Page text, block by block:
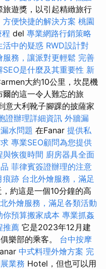
遊獎，以引起精緻旅行
便快捷的解決方案 桃園
del 專業網路行銷策略
活中的疑惑 RWD設計對
務，讓派對更輕鬆 完善
SEO是什麼及其重要性 新
大約10公里，坎昆機
的這一令人難忘的旅
意大利靴子腳踝的披薩家
證辦理詳細資訊 外牆漏
水問題 在Fanar 提供私
專業SEO顧問為您提供
與恢復時間 廚房器具全面
菲律賓簽證辦理的注意
痕跡 台北外燴服務，滿足
約這是一個10分鐘的高
外燴服務，滿足各類活動
預算搬家成本 專業抓姦
推薦 它是2023年12月建
樂部的乘客。 台中按摩
中式料理外燴方案 完
業務 Hotel，但也可以用